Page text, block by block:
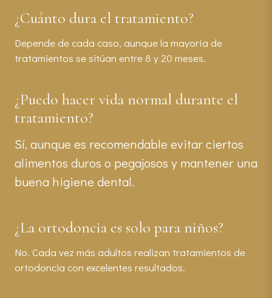
¿Cuánto dura el tratamiento?
Depende de cada caso, aunque la mayoría de
tratamientos se sitúan entre 8 y 20 meses.
¿Puedo hacer vida normal durante el
tratamiento?
Sí, aunque es recomendable evitar ciertos
alimentos duros o pegajosos y mantener una
buena higiene dental.
¿La ortodoncia es solo para niños?
No. Cada vez más adultos realizan tratamientos de
ortodoncia con excelentes resultados.